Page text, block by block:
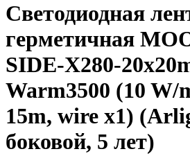
Светодиодная
герметичная
SIDE-X280-
Warm3500 (10 W/
15m, wire x1)
боковой, 5 лет)